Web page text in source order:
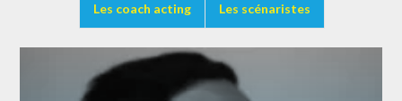
Les coach acting Les scénaristes